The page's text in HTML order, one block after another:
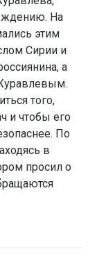
На
этим
Сирии и
а
того,
и чтобы его
По
в
просил о